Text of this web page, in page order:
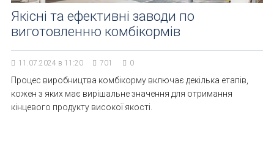
Якісні та ефективні заводи по
виготовленню комбікормів
11.07.2024 в 11:20 701 0
Процес виробництва комбікорму включає декілька етапів,
кожен з яких має вирішальне значення для отримання
кінцевого продукту високої якості.